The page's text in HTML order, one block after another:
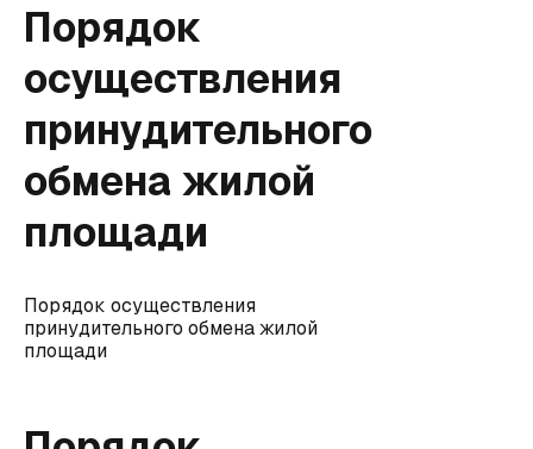
Порядок
осуществления
принудительного
обмена жилой
площади
Порядок осуществления
принудительного обмена жилой
площади